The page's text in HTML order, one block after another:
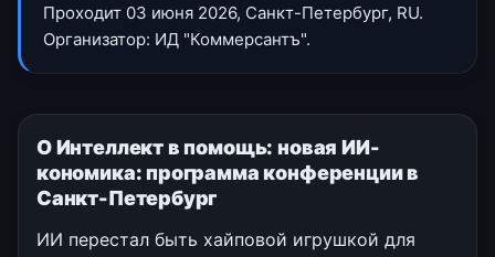
Проходит 03 июня 2026, Санкт-Петербург, RU.
Организатор: ИД "Коммерсантъ".
О Интеллект в помощь: новая ИИ-
кономика: программа конференции в
Санкт-Петербург
ИИ перестал быть хайповой игрушкой для